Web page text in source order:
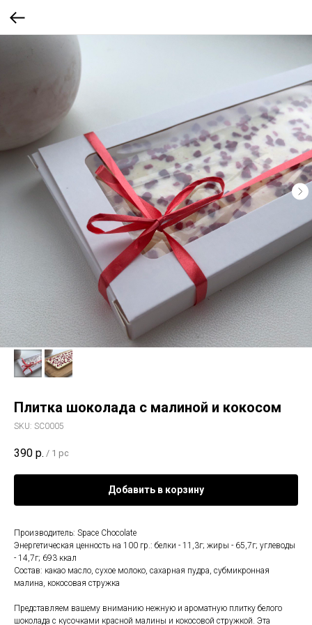
Плитка шоколада с малиной и кокосом
SKU: SC0005
390 р. / 1 pc
Добавить в корзину
Производитель: Space Chocolate
Энергетическая ценность на 100 гр.: белки - 11,3г; жиры - 65,7г; углеводы
- 14,7г; 693 ккал
Состав: какао масло, сухое молоко, сахарная пудра, субмикронная
малина, кокосовая стружка
Представляем вашему вниманию нежную и ароматную плитку белого
шоколада с кусочками красной малины и кокосовой стружкой. Эта